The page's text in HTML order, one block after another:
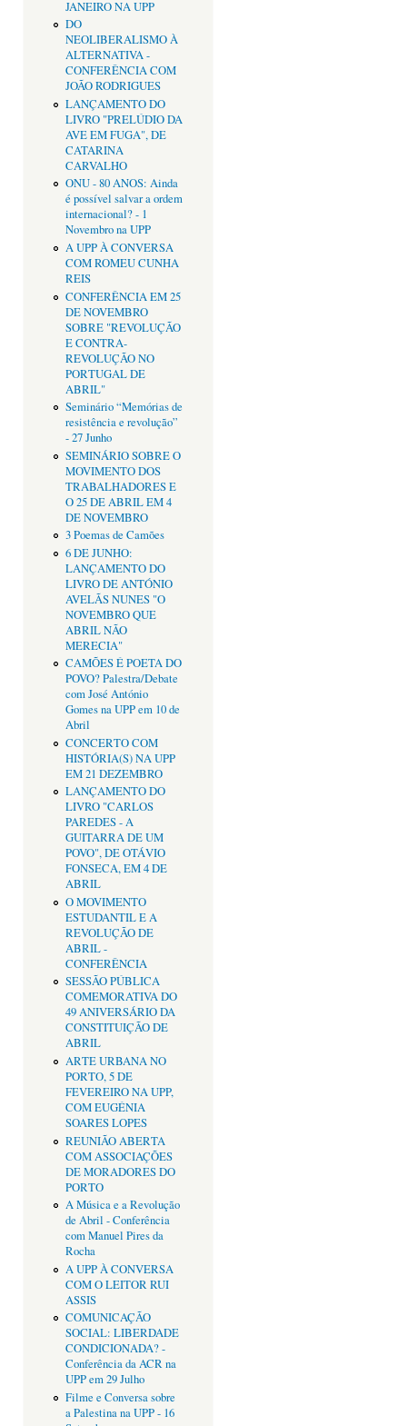
JANEIRO NA UPP
DO
NEOLIBERALISMO À
ALTERNATIVA -
CONFERÊNCIA COM
JOÃO RODRIGUES
LANÇAMENTO DO
LIVRO "PRELÚDIO DA
AVE EM FUGA", DE
CATARINA
CARVALHO
ONU - 80 ANOS: Ainda
é possível salvar a ordem
internacional? - 1
Novembro na UPP
A UPP À CONVERSA
COM ROMEU CUNHA
REIS
CONFERÊNCIA EM 25
DE NOVEMBRO
SOBRE "REVOLUÇÃO
E CONTRA-
REVOLUÇÃO NO
PORTUGAL DE
ABRIL"
Seminário “Memórias de
resistência e revolução”
- 27 Junho
SEMINÁRIO SOBRE O
MOVIMENTO DOS
TRABALHADORES E
O 25 DE ABRIL EM 4
DE NOVEMBRO
3 Poemas de Camões
6 DE JUNHO:
LANÇAMENTO DO
LIVRO DE ANTÓNIO
AVELÃS NUNES "O
NOVEMBRO QUE
ABRIL NÃO
MERECIA"
CAMÕES É POETA DO
POVO? Palestra/Debate
com José António
Gomes na UPP em 10 de
Abril
CONCERTO COM
HISTÓRIA(S) NA UPP
EM 21 DEZEMBRO
LANÇAMENTO DO
LIVRO "CARLOS
PAREDES - A
GUITARRA DE UM
POVO", DE OTÁVIO
FONSECA, EM 4 DE
ABRIL
O MOVIMENTO
ESTUDANTIL E A
REVOLUÇÃO DE
ABRIL -
CONFERÊNCIA
SESSÃO PÚBLICA
COMEMORATIVA DO
49 ANIVERSÁRIO DA
CONSTITUIÇÃO DE
ABRIL
ARTE URBANA NO
PORTO, 5 DE
FEVEREIRO NA UPP,
COM EUGÉNIA
SOARES LOPES
REUNIÃO ABERTA
COM ASSOCIAÇÕES
DE MORADORES DO
PORTO
A Música e a Revolução
de Abril - Conferência
com Manuel Pires da
Rocha
A UPP À CONVERSA
COM O LEITOR RUI
ASSIS
COMUNICAÇÃO
SOCIAL: LIBERDADE
CONDICIONADA? -
Conferência da ACR na
UPP em 29 Julho
Filme e Conversa sobre
a Palestina na UPP - 16